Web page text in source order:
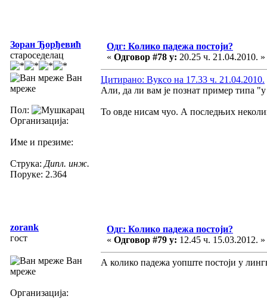
Зоран Ђорђевић
староседелац
Ван
мреже
Пол:
Организација:
Име и презиме:
Струка: Дипл. инж.
Поруке: 2.364
Одг: Колико падежа постоји?
« Одговор #78 у: 20.25 ч. 21.04.2010. »
Цитирано: Вуксо на 17.33 ч. 21.04.2010.
Али, да ли вам је познат пример типа "у
То овде нисам чуо. А последњих
zorank
гост
Ван
мреже
Организација:
Одг: Колико падежа постоји?
« Одговор #79 у: 12.45 ч. 15.03.2012. »
А колико падежа уопште постоји у